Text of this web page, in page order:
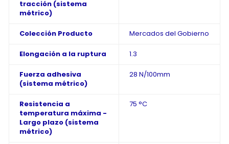
tracción (sistema
métrico)
Colección Producto Mercados del Gobierno
Elongación a la ruptura 1.3
Fuerza adhesiva
(sistema métrico)
28 N/100mm
Resistencia a
temperatura máxima -
Largo plazo (sistema
métrico)
75 °C